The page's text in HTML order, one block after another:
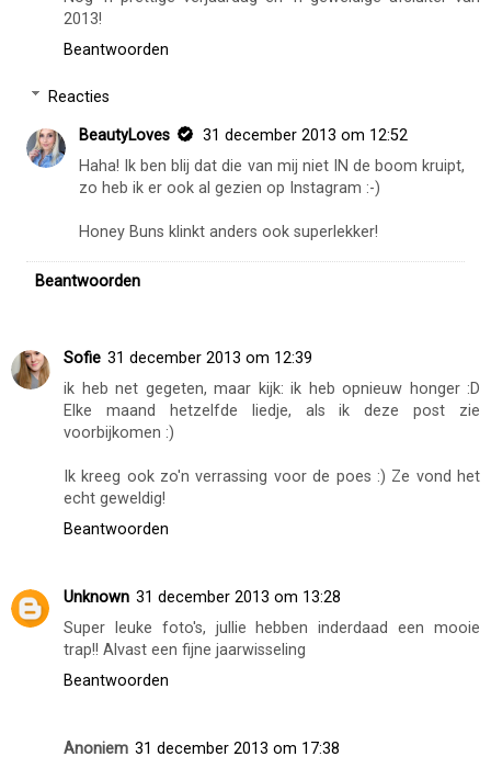
2013!
Beantwoorden
Reacties
BeautyLoves
31 december 2013 om 12:52
Haha! Ik ben blij dat die van mij niet IN de boom kruipt,
zo heb ik er ook al gezien op Instagram :-)
Honey Buns klinkt anders ook superlekker!
Beantwoorden
Sofie 31 december 2013 om 12:39
ik heb net gegeten, maar kijk: ik heb opnieuw honger :D
Elke maand hetzelfde liedje, als ik deze post zie
voorbijkomen :)
Ik kreeg ook zo'n verrassing voor de poes :) Ze vond het
echt geweldig!
Beantwoorden
Unknown 31 december 2013 om 13:28
Super leuke foto's, jullie hebben inderdaad een mooie
trap!! Alvast een fijne jaarwisseling
Beantwoorden
Anoniem 31 december 2013 om 17:38